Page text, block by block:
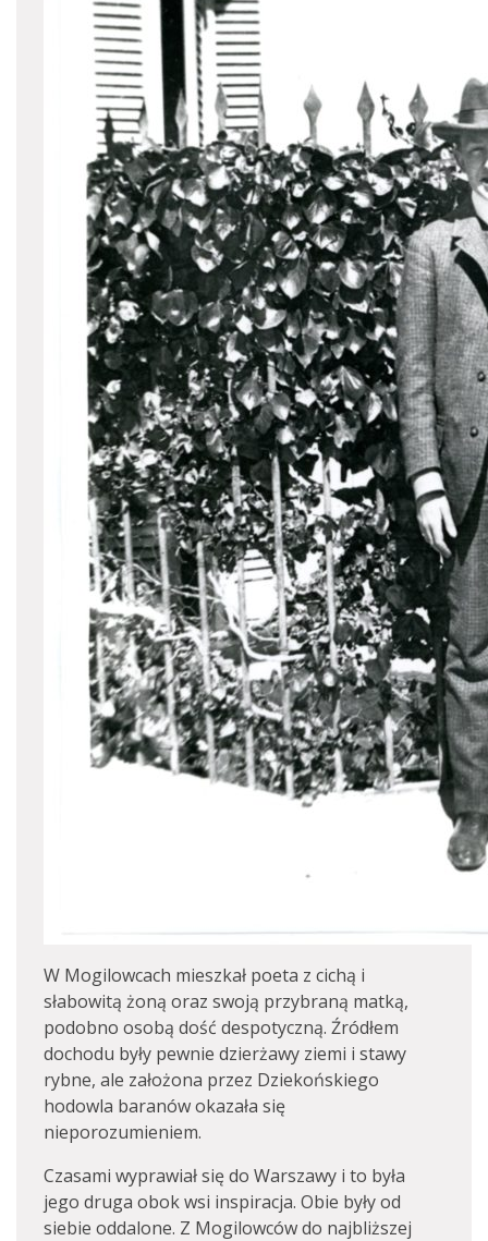
W Mogilowcach mieszkał poeta z cichą i
słabowitą żoną oraz swoją przybraną matką,
podobno osobą dość despotyczną. Źródłem
dochodu były pewnie dzierżawy ziemi i stawy
rybne, ale założona przez Dziekońskiego
hodowla baranów okazała się
nieporozumieniem.
Czasami wyprawiał się do Warszawy i to była
jego druga obok wsi inspiracja. Obie były od
siebie oddalone. Z Mogilowców do najbliższej